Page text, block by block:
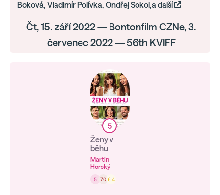
Boková, Vladimír Polívka, Ondřej Sokol,a další
Čt, 15. září 2022 — Bontonfilm CZNe, 3.
červenec 2022 — 56th KVIFF
5
Ženy v
běhu
Martin
Horský
5 70 6.4